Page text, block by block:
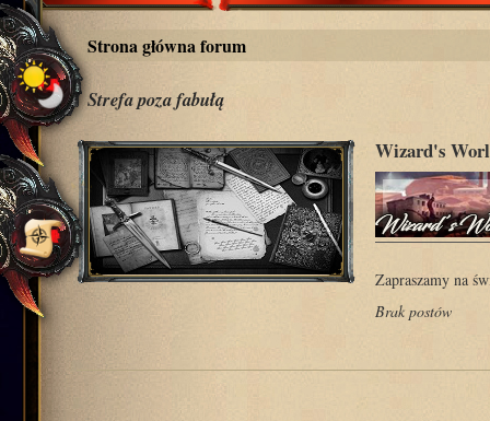
Strona główna forum
Strefa poza fabułą
Wizard's
Zapraszamy na
Brak postów